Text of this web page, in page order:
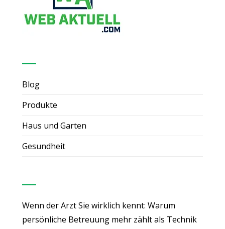
Blog
Produkte
Haus und Garten
Gesundheit
Wenn der Arzt Sie wirklich kennt: Warum
persönliche Betreuung mehr zählt als Technik